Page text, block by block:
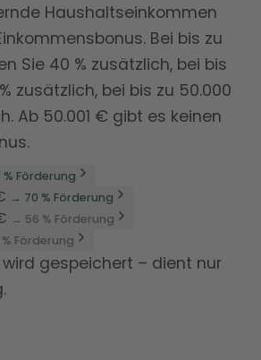
Haushaltseinkommen
Bei bis zu
Sie 40 % zusätzlich, bei bis
zusätzlich, bei bis zu 50.000
Ab 50.001 € gibt es keinen
Förderung
→ 70 % Förderung
→ 56 % Förderung
Förderung
gespeichert – dient nur